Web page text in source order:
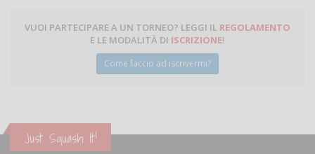
VUOI PARTECIPARE A UN TORNEO? LEGGI IL REGOLAMENTO
E LE MODALITÀ DI ISCRIZIONE!
Come faccio ad iscrivermi?
Just Squash It!